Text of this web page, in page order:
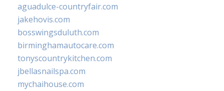
aguadulce-countryfair.com
jakehovis.com
bosswingsduluth.com
birminghamautocare.com
tonyscountrykitchen.com
jbellasnailspa.com
mychaihouse.com